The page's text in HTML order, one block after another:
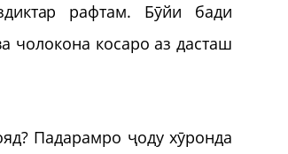
рафтам. Бӯйи бади
чолокона косаро аз дасташ
Падарамро ҷоду хӯронда